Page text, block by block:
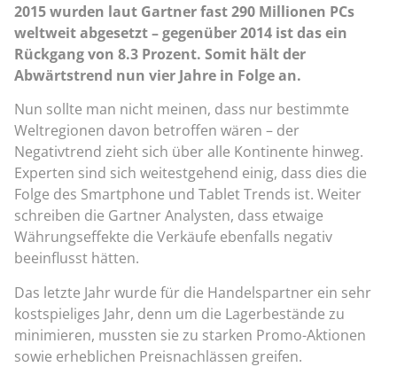
2015 wurden laut Gartner fast 290 Millionen PCs
weltweit abgesetzt – gegenüber 2014 ist das ein
Rückgang von 8.3 Prozent. Somit hält der
Abwärtstrend nun vier Jahre in Folge an.
Nun sollte man nicht meinen, dass nur bestimmte
Weltregionen davon betroffen wären – der
Negativtrend zieht sich über alle Kontinente hinweg.
Experten sind sich weitestgehend einig, dass dies die
Folge des Smartphone und Tablet Trends ist. Weiter
schreiben die Gartner Analysten, dass etwaige
Währungseffekte die Verkäufe ebenfalls negativ
beeinflusst hätten.
Das letzte Jahr wurde für die Handelspartner ein sehr
kostspieliges Jahr, denn um die Lagerbestände zu
minimieren, mussten sie zu starken Promo-Aktionen
sowie erheblichen Preisnachlässen greifen.